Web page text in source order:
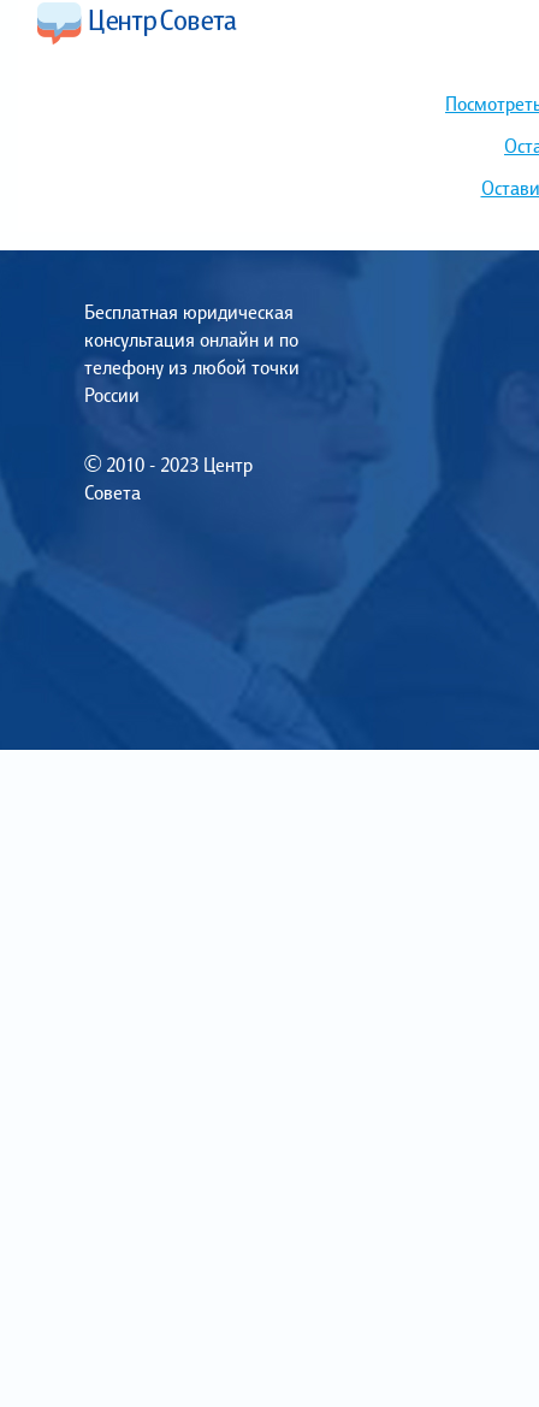
Бесплатная юридическая
консультация онлайн и по
телефону из любой точки
России
© 2010 - 2023 Центр
Совета